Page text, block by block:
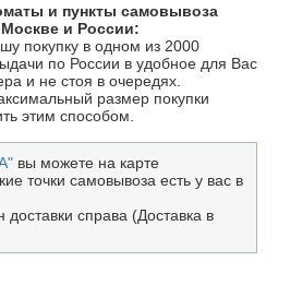
и пункты самовывоза
и России:
покупку в одном из 2000
по России в удобное для Вас
и не стоя в очередях.
размер покупки
этим способом.
вы можете на карте
точки самовывоза есть у вас в
справа (Доставка в